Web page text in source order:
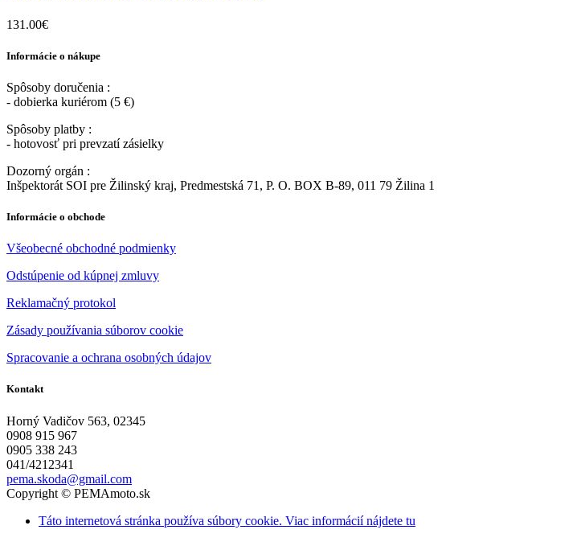
131.00€
Informácie o nákupe
Spôsoby doručenia :
- dobierka kuriérom (5 €)
Spôsoby platby :
- hotovosť pri prevzatí zásielky
Dozorný orgán :
Inšpektorát SOI pre Žilinský kraj, Predmestská 71, P. O. BOX B-89, 011 79 Žilina 1
Informácie o obchode
Všeobecné obchodné podmienky
Odstúpenie od kúpnej zmluvy
Reklamačný protokol
Zásady používania súborov cookie
Spracovanie a ochrana osobných údajov
Kontakt
Horný Vadičov 563, 02345
0908 915 967
0905 338 243
041/4212341
pema.skoda@gmail.com
Copyright © PEMAmoto.sk
Táto internetová stránka používa súbory cookie. Viac informácií nájdete tu